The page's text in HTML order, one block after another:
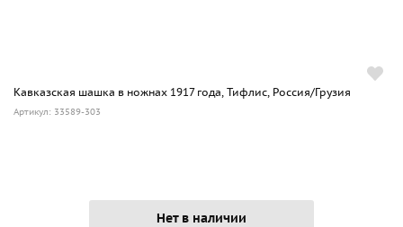
Кавказская шашка в ножнах 1917 года, Тифлис, Россия/Грузия
Артикул: 33589-303
Нет в наличии